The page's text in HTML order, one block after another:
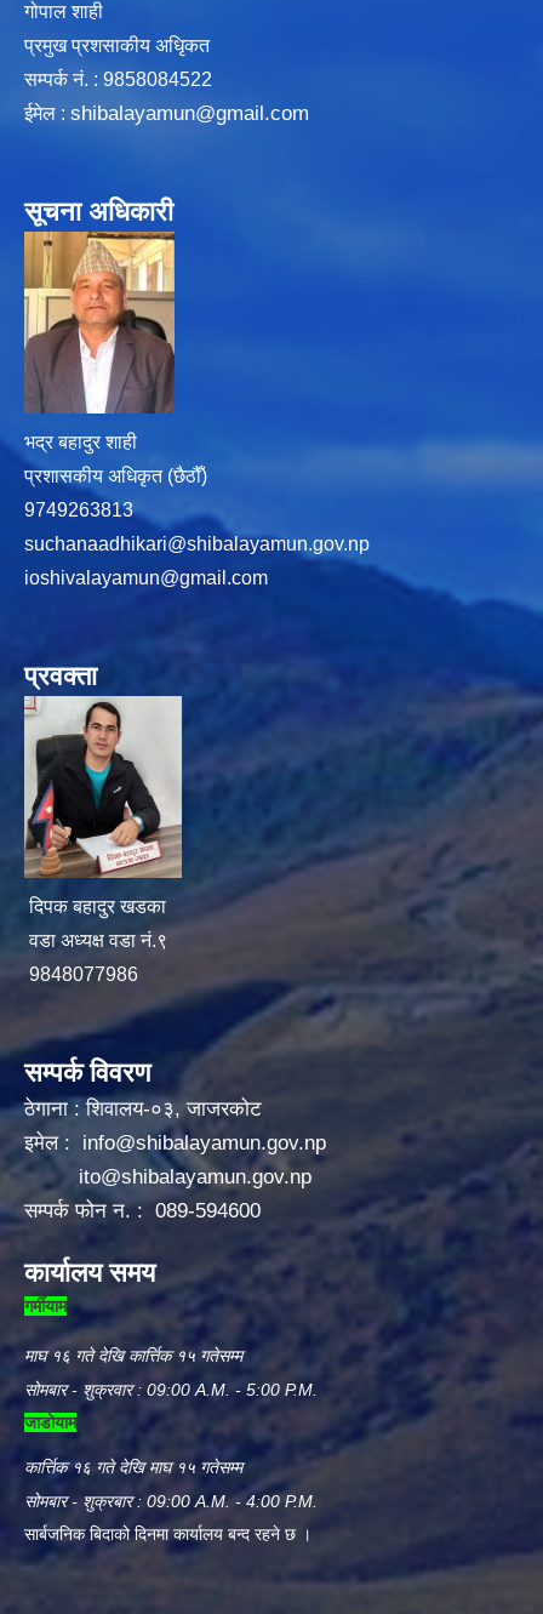
गोपाल शाही
प्रमुख प्रशसाकीय अधिृकत
सम्पर्क न‌ं. : 9858084522
ईमेल : shibalayamun@gmail.com
सूचना अधिकारी
भद्र बहादुर शाही
प्रशासकीय अधिकृत (छैठौँ)
9749263813
suchanaadhikari@shibalayamun.gov.np
ioshivalayamun@gmail.com
प्रवक्ता
दिपक बहादुर खडका
वडा अध्यक्ष वडा नं.९
9848077986
सम्पर्क विवरण
ठेगाना : शिवालय-०३, जाजरकोट
इमेल : info@shibalayamun.gov.np
ito@shibalayamun.gov.np
सम्पर्क फोन न. : 089-594600
कार्यालय समय
गर्मीयाम
माघ १६ गते देखि कार्त्तिक १५ गतेसम्म
सोमबार - शुक्रवार : 09:00 A.M. - 5:00 P.M.
जाडोयाम
कार्त्तिक १६ गते देखि माघ १५ गतेसम्म
सोमबार - शुक्रबार : 09:00 A.M. - 4:00 P.M.
सार्बजनिक बिदाको दिनमा कार्यालय बन्द रहने छ ।